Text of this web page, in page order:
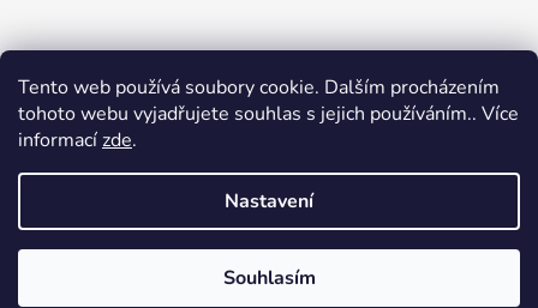
Tento web používá soubory cookie. Dalším procházením
tohoto webu vyjadřujete souhlas s jejich používáním.. Více
informacízde.
Nastavení
Souhlasím
Vytvořil Shoptet